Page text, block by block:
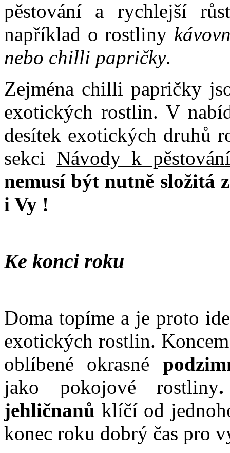
pěstování a rychlejší
například o rostliny
nebo chilli papričky.
Zejména chilli papričky
exotických rostlin. V
desítek exotických druhů
sekci Návody k
nemusí být nutně složitá
i Vy !
Ke konci roku
Doma topíme a je proto
exotických rostlin.
oblíbené okrasné
jako pokojové rostliny
jehličnanů klíčí od
konec roku dobrý čas pro